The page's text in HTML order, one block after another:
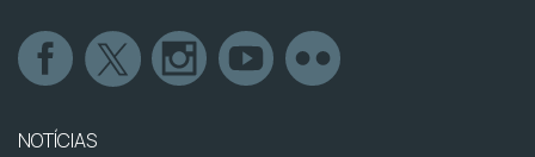
NOTÍCIAS